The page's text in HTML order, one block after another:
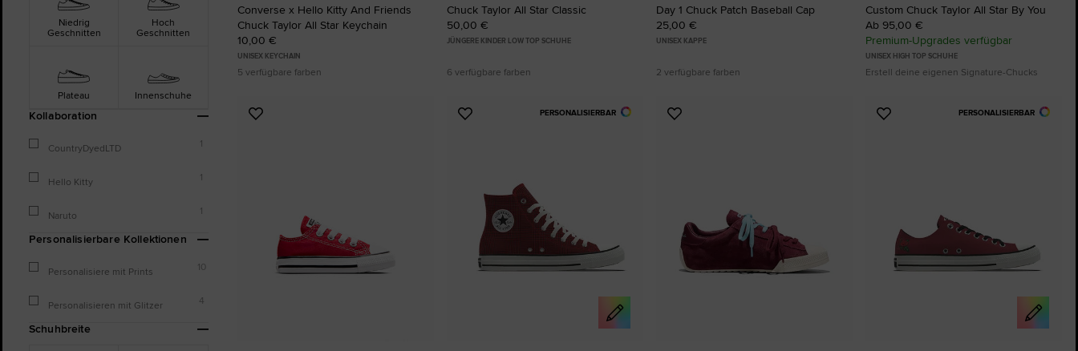
Niedrig
Geschnitten
Hoch
Geschnitten
Plateau Innenschuhe
Kollaboration
CountryDyedLTD 1
Hello Kitty 1
Naruto 1
Personalisierbare Kollektionen
Personalisiere mit Prints 10
Personalisieren mit Glitzer 4
Schuhbreite
Converse x Hello Kitty And Friends
Chuck Taylor All Star Keychain
10,00 €
UNISEX KEYCHAIN
5 verfügbare farben
Chuck Taylor All Star Classic
50,00 €
JÜNGERE KINDER LOW TOP SCHUHE
6 verfügbare farben
Day 1 Chuck Patch Baseball Cap
25,00 €
UNISEX KAPPE
2 verfügbare farben
Custom Chuck Taylor All Star By You
Ab 95,00 €
Premium-Upgrades verfügbar
UNISEX HIGH TOP SCHUHE
Erstell deine eigenen Signature-Chucks
Zu
PERSONALISIERBAR
Zu
Zu
PERSONALISIERBAR
Zu